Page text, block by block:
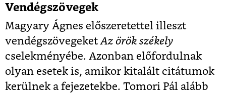
Vendégszövegek
Magyary Ágnes előszeretettel illeszt
vendégszövegeket Az örök székely
cselekményébe. Azonban előfordulnak
olyan esetek is, amikor kitalált citátumok
kerülnek a fejezetekbe. Tomori Pál alább